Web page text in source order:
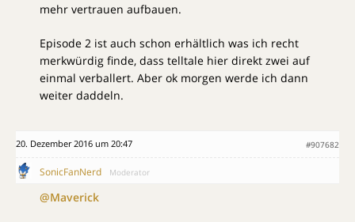
mehr vertrauen aufbauen.
Episode 2 ist auch schon erhältlich was ich recht
merkwürdig finde, dass telltale hier direkt zwei auf
einmal verballert. Aber ok morgen werde ich dann
weiter daddeln.
20. Dezember 2016 um 20:47 #907682
SonicFanNerd Moderator
@Maverick